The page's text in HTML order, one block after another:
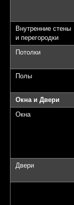
Внутренние стены
и перегородки
Потолки
Полы
Окна и Двери
Окна
Двери